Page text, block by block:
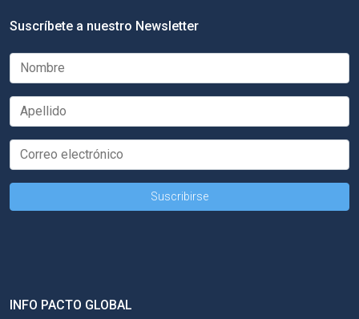
Suscríbete a nuestro Newsletter
INFO PACTO GLOBAL